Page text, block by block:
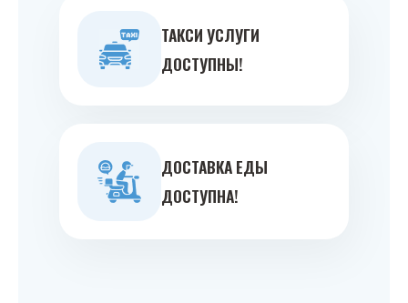
ТАКСИ УСЛУГИ
ДОСТУПНЫ!
ДОСТАВКА ЕДЫ
ДОСТУПНА!